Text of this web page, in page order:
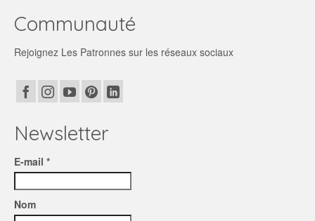
Communauté
Rejoignez Les Patronnes sur les réseaux sociaux
Newsletter
E-mail *
Nom